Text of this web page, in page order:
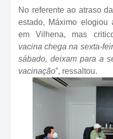
No referente ao atraso
estado, Máximo elogiou
em Vilhena, mas
vacina chega na sexta-
sábado, deixam para a
vacinação”, ressaltou.